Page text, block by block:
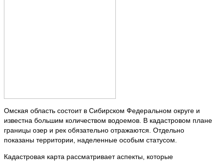
Омская область состоит в Сибирском Федеральном округе и
известна большим количеством водоемов. В кадастровом плане
границы озер и рек обязательно отражаются. Отдельно
показаны территории, наделенные особым статусом.
Кадастровая карта рассматривает аспекты, которые